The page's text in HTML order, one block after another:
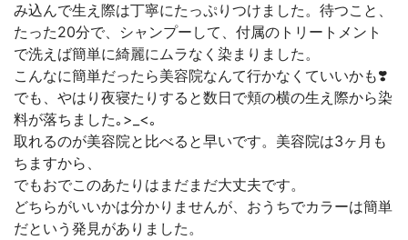
み込んで生え際は丁寧にたっぷりつけました。待つこと、
たった20分で、シャンプーして、付属のトリートメント
で洗えば簡単に綺麗にムラなく染まりました。
こんなに簡単だったら美容院なんて行かなくていいかも❣️
でも、やはり夜寝たりすると数日で頬の横の生え際から染
料が落ちました｡>_<｡
取れるのが美容院と比べると早いです。美容院は3ヶ月も
ちますから、
でもおでこのあたりはまだまだ大丈夫です。
どちらがいいかは分かりませんが、おうちでカラーは簡単
だという発見がありました。